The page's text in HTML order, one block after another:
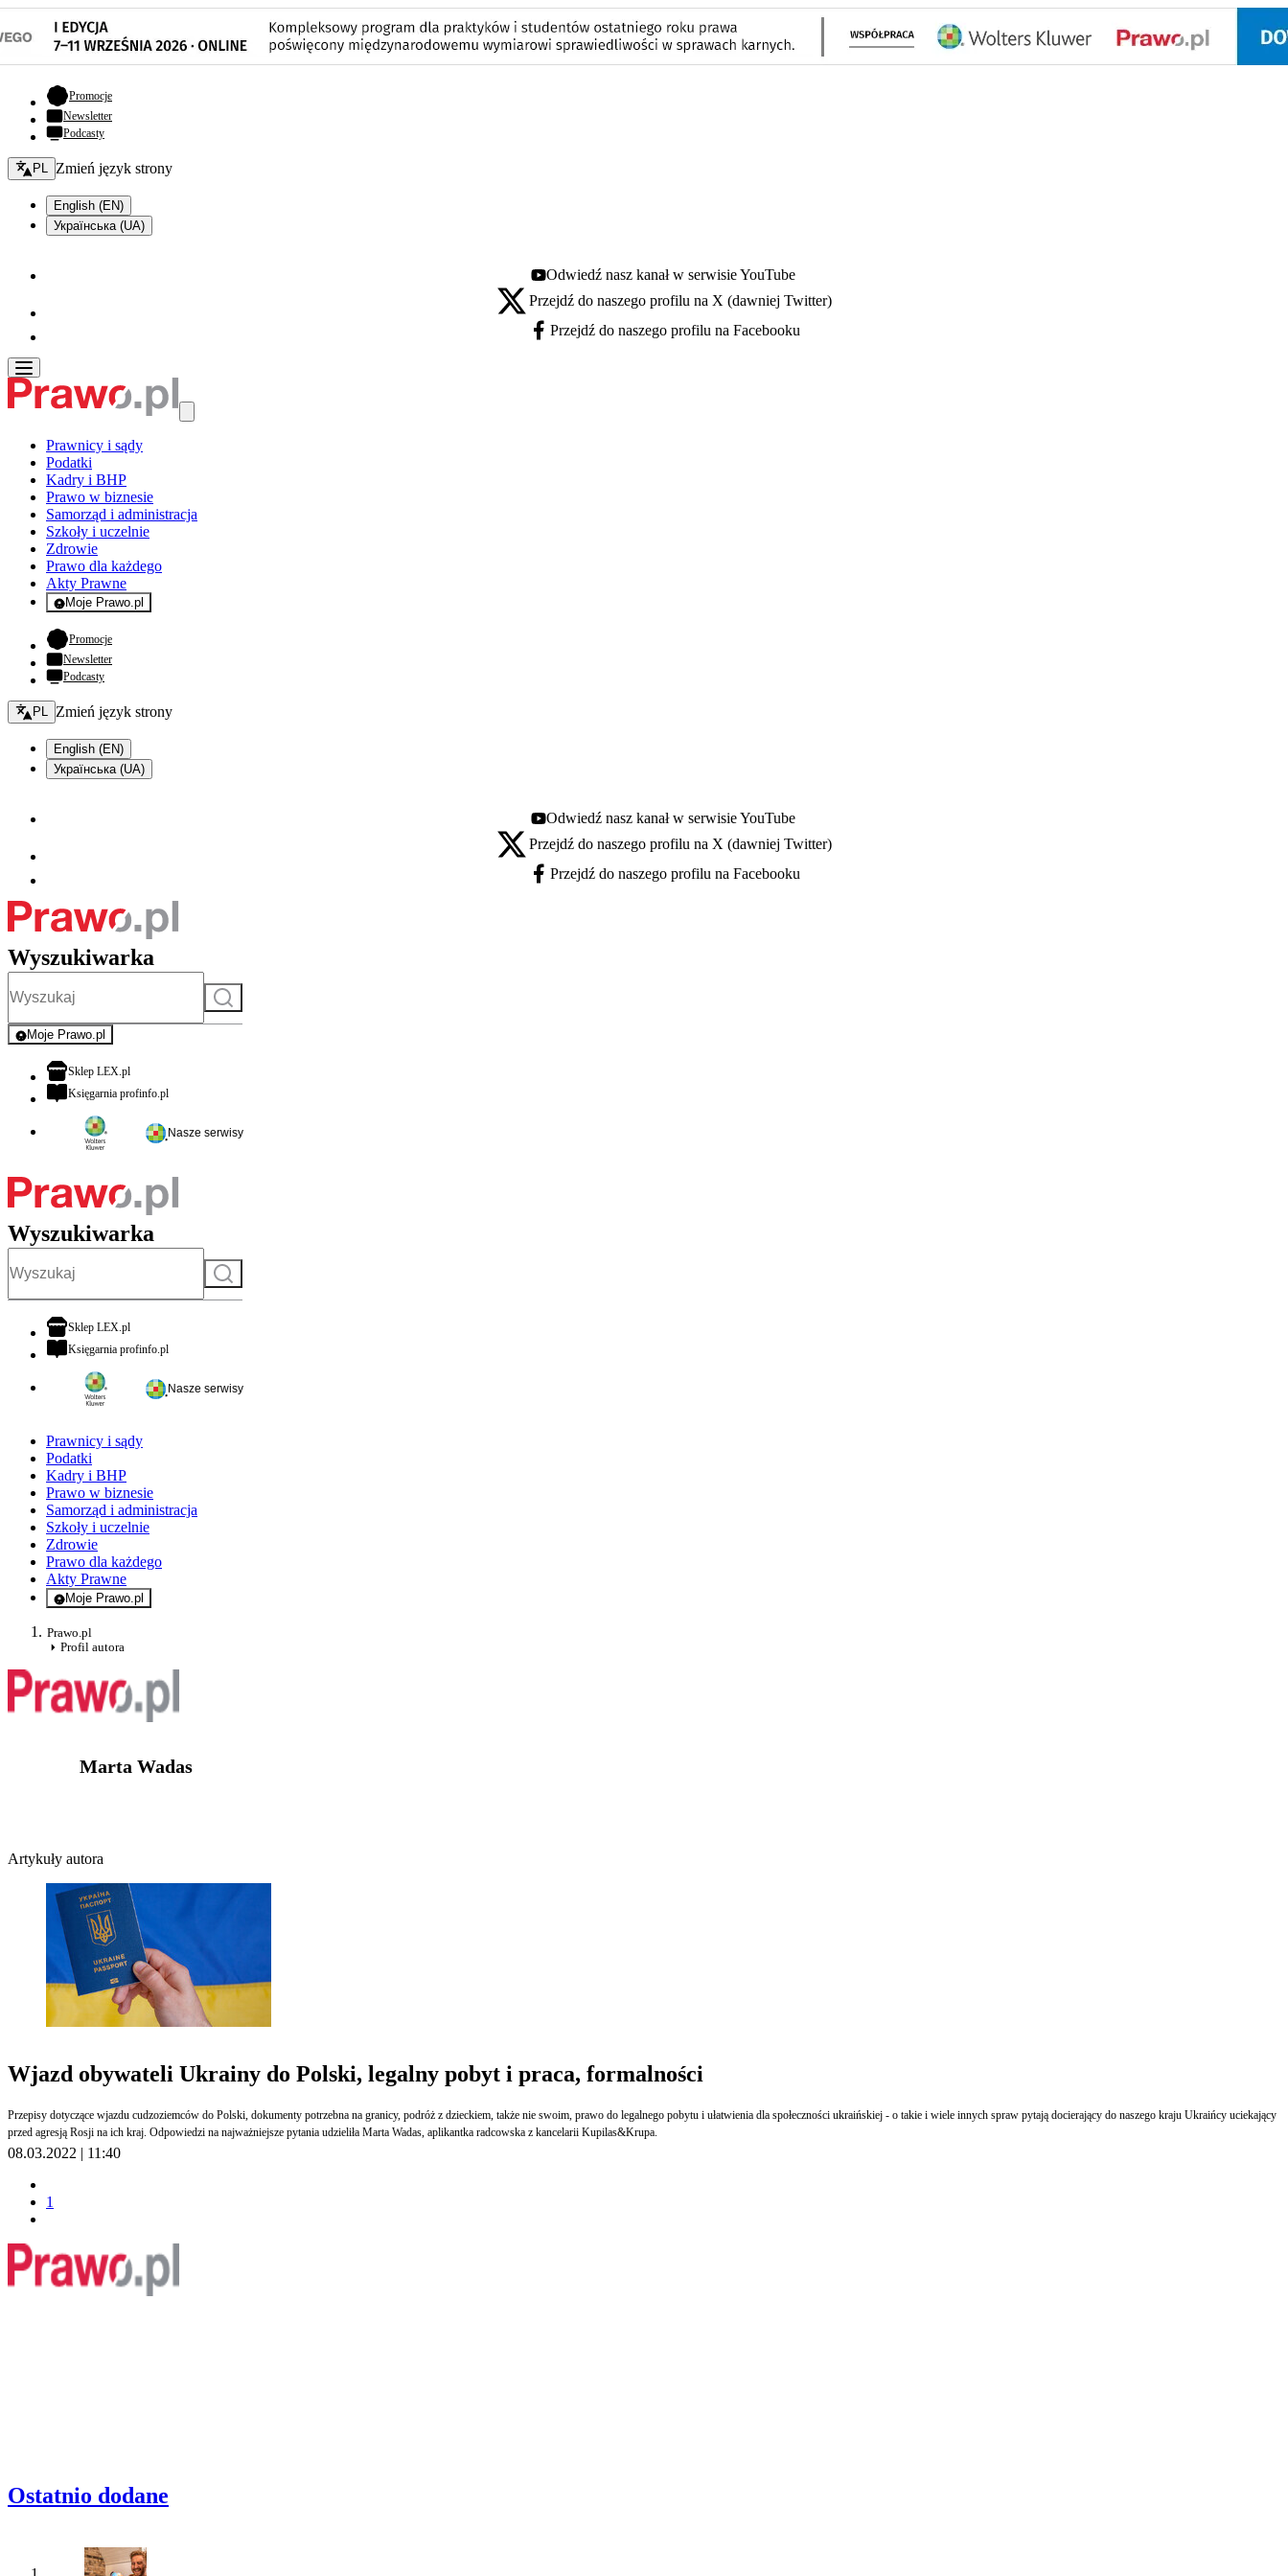
Promocje- otwiera się w nowej karcie
Newsletter
Podcasty
Zmień język - bieżący:
PL Zmień język strony
English (EN)
Українська (UA)
Youtube - otwiera się w nowej karcie
Odwiedź nasz kanał w serwisie YouTube
X - otwiera się w nowej karcie
Przejdź do naszego profilu na X (dawniej Twitter)
Facebook - otwiera się w nowej karcie
Przejdź do naszego profilu na Facebooku
Prawnicy i sądy
Podatki
Kadry i BHP
Prawo w biznesie
Samorząd i administracja
Szkoły i uczelnie
Zdrowie
Prawo dla każdego
Akty Prawne
Moje Prawo.pl
- rejestracja i logowanie do serwisu
Promocje- otwiera się w nowej karcie
Newsletter
Podcasty
Zmień język - bieżący:
PL Zmień język strony
English (EN)
Українська (UA)
Youtube - otwiera się w nowej karcie
Odwiedź nasz kanał w serwisie YouTube
X - otwiera się w nowej karcie
Przejdź do naszego profilu na X (dawniej Twitter)
Facebook - otwiera się w nowej karcie
Przejdź do naszego profilu na Facebooku
Wyszukiwarka
Szukaj
Moje Prawo.pl
- rejestracja i logowanie do serwisu
Sklep LEX.plotwiera się w nowej karcie
Księgarnia profinfo.plotwiera się w nowej karcie
Nasze serwisy
Wyszukiwarka
Szukaj
Sklep LEX.plotwiera się w nowej karcie
Księgarnia profinfo.plotwiera się w nowej karcie
Nasze serwisy
Prawnicy i sądy
Podatki
Kadry i BHP
Prawo w biznesie
Samorząd i administracja
Szkoły i uczelnie
Zdrowie
Prawo dla każdego
Akty Prawne
Moje Prawo.pl
- rejestracja i logowanie do serwisu
Prawo.pl
Profil autora
Marta Wadas
Artykuły autora
Wjazd obywateli Ukrainy do Polski, legalny pobyt i praca, formalności
Przepisy dotyczące wjazdu cudzoziemców do Polski, dokumenty potrzebna na granicy, podróż z dzieckiem, także nie swoim, prawo do legalnego pobytu i ułatwienia dla społeczności ukraińskiej - o takie i wiele innych spraw pytają docierający do naszego kraju Ukraińcy uciekający
przed agresją Rosji na ich kraj. Odpowiedzi na najważniejsze pytania udzieliła Marta Wadas, aplikantka radcowska z kancelarii Kupilas&Krupa.
08.03.2022 | 11:40
1
Ostatnio dodane